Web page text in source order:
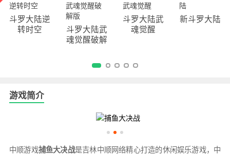
斗罗大陆逆
转时空
斗罗大陆武
魂觉醒破解
斗罗大陆武
魂觉醒
新斗罗大陆
游戏简介
中顺游戏捕鱼大决战是吉林中顺网络精心打造的休闲娱乐游戏，中